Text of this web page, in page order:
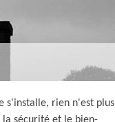
s'installe, rien n'est plus